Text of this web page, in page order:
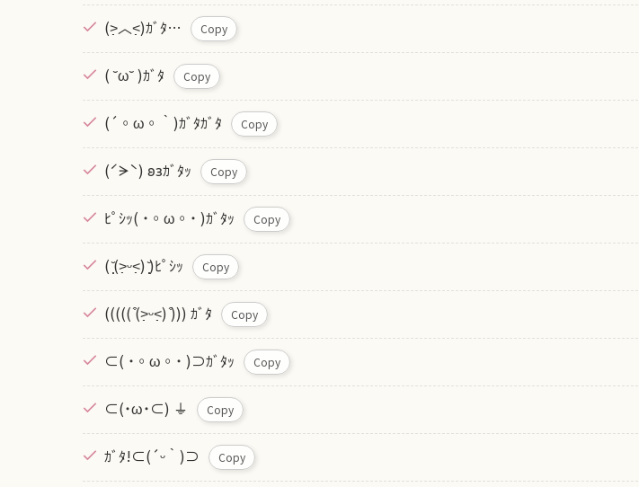
(˃̣̣̣̣̣̣︿˂̣̣̣̣̣̣)ｶﾞﾀ… Copy
( ˘ω˘ )ｶﾞﾀ Copy
(´◦ω◦｀)ｶﾞﾀｶﾞﾀ Copy
(ˊᗒˋ) 𐐪𐑂ｶﾞﾀｯ Copy
ﾋﾟｼｯ( ˙◦ω◦˙ )ｶﾞﾀｯ Copy
( ̩̩̩̆(˃̣̣̣̣̣̣ᵕ˂̣̣̣̣̣̣) ̩̩̩̆)ﾋﾟｼｯ Copy
((((( ͒(˃̣̣̣̣̣̣ᵕ˂̣̣̣̣̣̣) ͒))) ｶﾞﾀ Copy
⊂( ˙◦ω◦˙ )⊃ｶﾞﾀｯ Copy
⊂(˙ω˙⊂) ⏚ Copy
ｶﾞﾀ!⊂(´ᵕ｀)⊃ Copy